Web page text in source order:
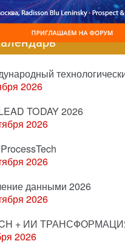
2026
TODAY 2026
2026
2026
данными 2026
2026
+ ИИ
2026